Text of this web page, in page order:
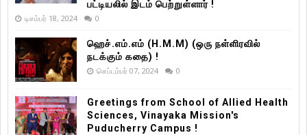
பட்டியலில் இடம் பெற்றுள்ளார் !
டிசம்பர் 18, 2024 0
ஹெச்.எம்.எம் (H.M.M) (ஒரு நள்ளிரவில்
நடக்கும் கதை) !
செப்டம்பர் 07, 2024 0
Greetings from School of Allied Health
Sciences, Vinayaka Mission's
Puducherry Campus !